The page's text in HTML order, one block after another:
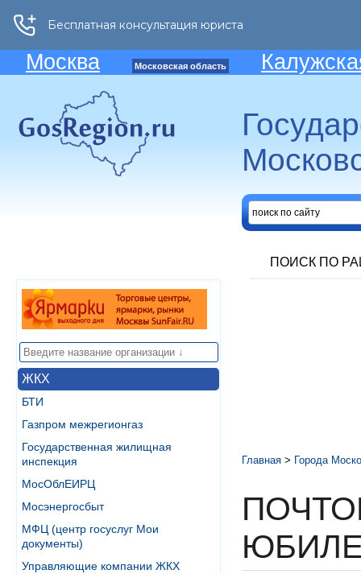
Москва Московская область
ПОИСК ПО
ЖКХ
БТИ
Газпром межрегионгаз
Государственная жилищная
инспекция
МосОблЕИРЦ
Мосэнергосбыт
МФЦ (центр госуслуг Мои
документы)
Управляющие компании ЖКХ
Главная > Города